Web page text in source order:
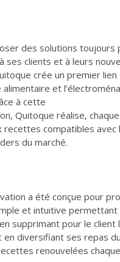
des solutions toujours
ses clients et à leurs
crée un premier
alimentaire et
à cette
Quitoque réalise,
recettes compatibles avec
du marché.
a été conçue pour
et intuitive permettant
supprimant pour le client
en diversifiant ses repas
renouvelées